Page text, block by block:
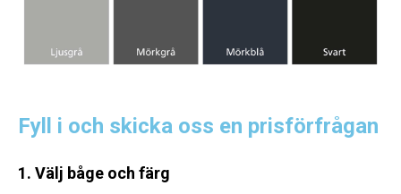
Fyll i och skicka oss en prisförfrågan
1. Välj båge och färg